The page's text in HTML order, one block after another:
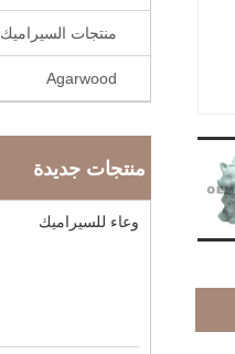
منتجات السيراميك
Agarwood
منتجات جديدة
وعاء للسيراميك